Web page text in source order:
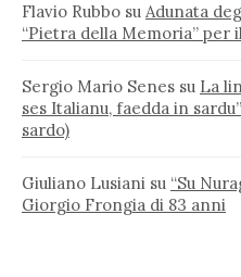
Flavio Rubbo su Adunata
“Pietra della Memoria” per
Sergio Mario Senes su La
ses Italianu, faedda in
sardo)
Giuliano Lusiani su “Su
Giorgio Frongia di 83 anni